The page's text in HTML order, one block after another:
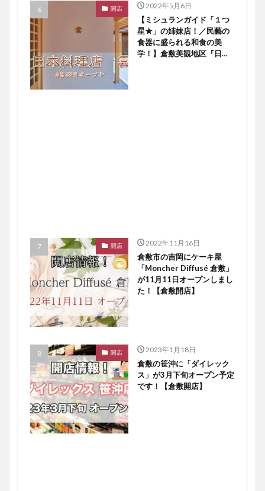
開店 2022年5月6日
【ミシュランガイド「１つ
星★」の姉妹店！／民藝の
食器に盛られる和食の美
学！】倉敷美観地区『日本
開店 2022年11月16日
倉敷市の吉岡にケーキ屋
「Moncher Diffusé 倉敷」
が11月11日オープンしまし
た！【倉敷開店】
開店 2023年1月18日
倉敷の笹沖に「ダイレック
ス」が3月下旬オープン予定
です！【倉敷開店】